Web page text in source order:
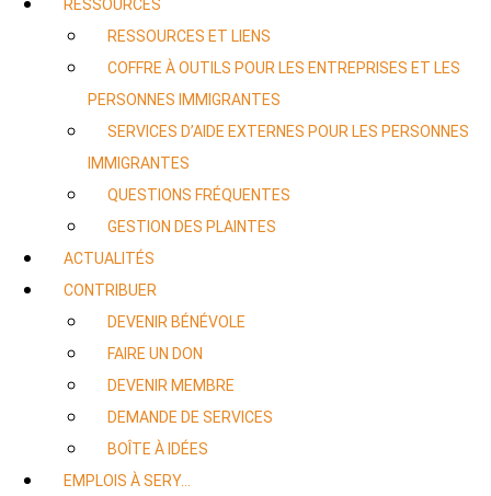
RESSOURCES
RESSOURCES ET LIENS
COFFRE À OUTILS POUR LES ENTREPRISES ET LES
PERSONNES IMMIGRANTES
SERVICES D’AIDE EXTERNES POUR LES PERSONNES
IMMIGRANTES
QUESTIONS FRÉQUENTES
GESTION DES PLAINTES
ACTUALITÉS
CONTRIBUER
DEVENIR BÉNÉVOLE
FAIRE UN DON
DEVENIR MEMBRE
DEMANDE DE SERVICES
BOÎTE À IDÉES
EMPLOIS À SERY…